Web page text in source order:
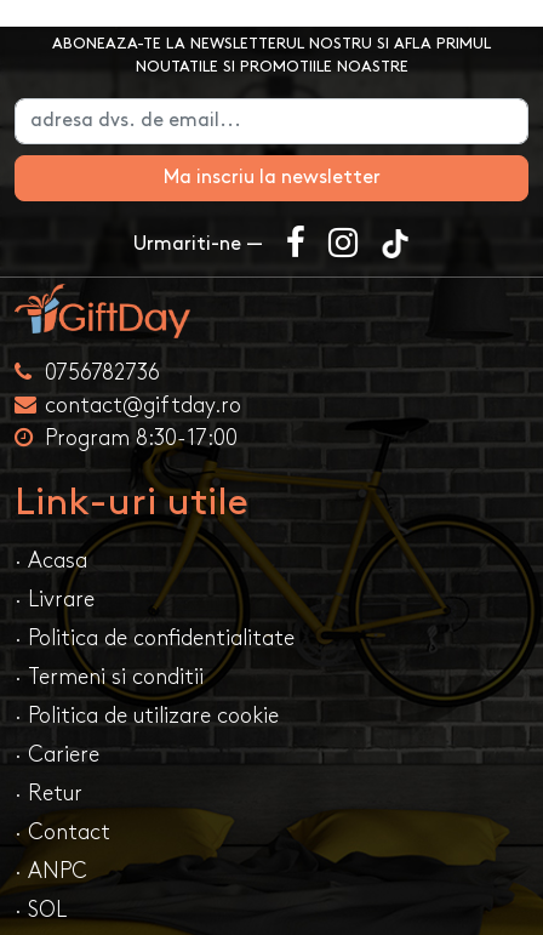
ABONEAZA-TE LA NEWSLETTERUL NOSTRU SI AFLA PRIMUL
NOUTATILE SI PROMOTIILE NOASTRE
Ma inscriu la newsletter
Urmariti-ne —
0756782736
contact@giftday.ro
Program 8:30-17:00
Link-uri utile
· Acasa
· Livrare
· Politica de confidentialitate
· Termeni si conditii
· Politica de utilizare cookie
· Cariere
· Retur
· Contact
· ANPC
· SOL